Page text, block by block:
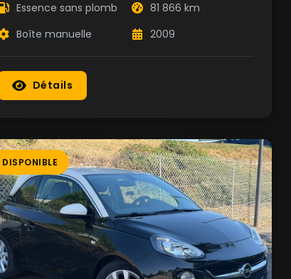
Essence sans plomb
81 866 km
Boîte manuelle
2009
Détails
DISPONIBLE